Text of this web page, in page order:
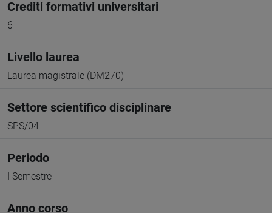
Crediti formativi universitari
6
Livello laurea
Laurea magistrale (DM270)
Settore scientifico disciplinare
SPS/04
Periodo
I Semestre
Anno corso